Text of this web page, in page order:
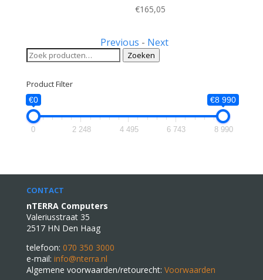
€165,05
Previous - Next
Zoeken
naar:
Zoeken
Product Filter
€0 €8 990
0 2 248 4 495 6 743 8 990
CONTACT
nTERRA Computers
Valeriusstraat 35
2517 HN Den Haag
telefoon: 070 350 3000
e-mail: info@nterra.nl
Algemene voorwaarden/retourecht: Voorwaarden